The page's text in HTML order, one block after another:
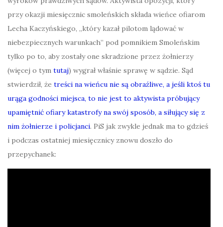
przy okazji miesięcznic smoleńskich składa wieńce ofiarom
Lecha Kaczyńskiego, „który kazał pilotom lądować w
niebezpiecznych warunkach” pod pomnikiem Smoleńskim
tylko po to, aby zostały one skradzione przez żołnierzy
(więcej o tym tutaj) wygrał właśnie sprawę w sądzie. Sąd
stwierdził, że treści na wieńcu nie są obraźliwe, a jeśli ktoś tu
urąga godności miejsca, to nie jest to aktywista próbujący
upamiętnić ofiary katastrofy na swój sposób, a siłujący się z
nim żołnierze i policjanci. PiS jak zwykle jednak ma to gdzieś
i podczas ostatniej miesięcznicy znowu doszło do
przepychanek: